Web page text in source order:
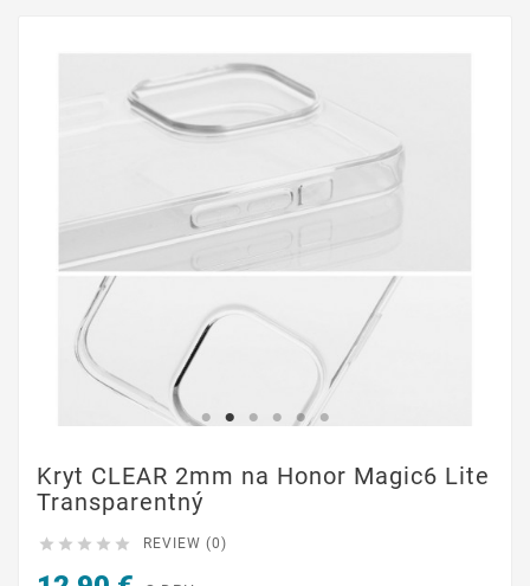
Kryt CLEAR 2mm na Honor Magic6 Lite
Transparentný
     REVIEW (0)